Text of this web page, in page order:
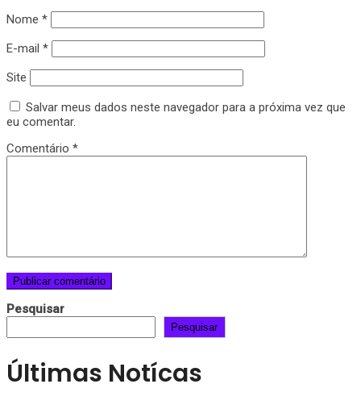
Nome *
E-mail *
Site
Salvar meus dados neste navegador para a próxima vez que
eu comentar.
Comentário *
Pesquisar
Pesquisar
Últimas Notícas